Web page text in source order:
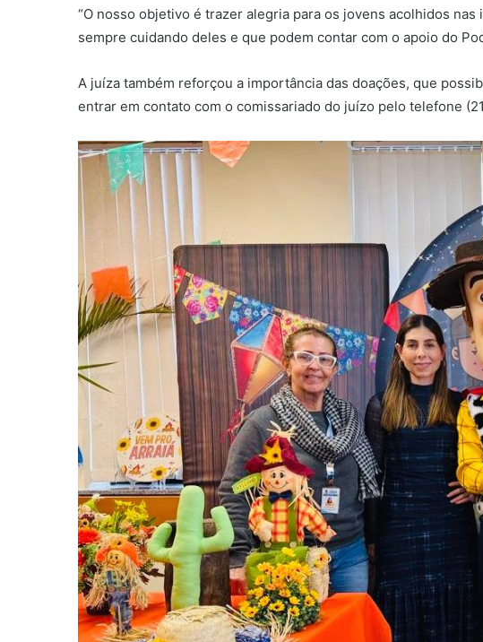
“O nosso objetivo é trazer alegria para os jovens acolhidos
sempre cuidando deles e que podem contar com o apoio do
A juíza também reforçou a importância das doações, que
entrar em contato com o comissariado do juízo pelo telefone